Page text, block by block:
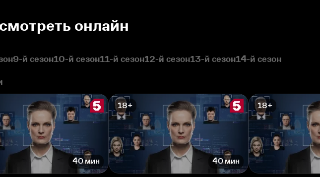
онлайн
9-й сезон10-й сезон11-й сезон12-й сезон13-й сезон14-й сезон
40 мин
18+
40 мин
18+